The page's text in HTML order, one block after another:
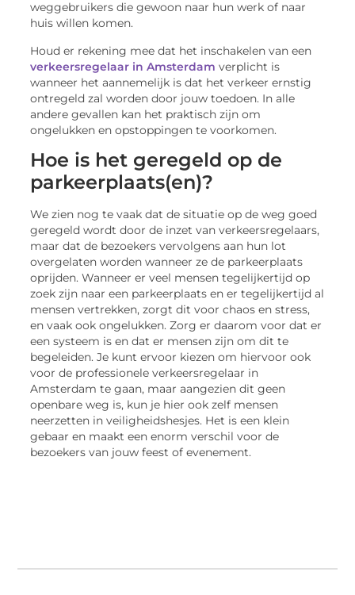
weggebruikers die gewoon naar hun werk of naar
huis willen komen.
Houd er rekening mee dat het inschakelen van een
verkeersregelaar in Amsterdam verplicht is
wanneer het aannemelijk is dat het verkeer ernstig
ontregeld zal worden door jouw toedoen. In alle
andere gevallen kan het praktisch zijn om
ongelukken en opstoppingen te voorkomen.
Hoe is het geregeld op de
parkeerplaats(en)?
We zien nog te vaak dat de situatie op de weg goed
geregeld wordt door de inzet van verkeersregelaars,
maar dat de bezoekers vervolgens aan hun lot
overgelaten worden wanneer ze de parkeerplaats
oprijden. Wanneer er veel mensen tegelijkertijd op
zoek zijn naar een parkeerplaats en er tegelijkertijd al
mensen vertrekken, zorgt dit voor chaos en stress,
en vaak ook ongelukken. Zorg er daarom voor dat er
een systeem is en dat er mensen zijn om dit te
begeleiden. Je kunt ervoor kiezen om hiervoor ook
voor de professionele verkeersregelaar in
Amsterdam te gaan, maar aangezien dit geen
openbare weg is, kun je hier ook zelf mensen
neerzetten in veiligheidshesjes. Het is een klein
gebaar en maakt een enorm verschil voor de
bezoekers van jouw feest of evenement.